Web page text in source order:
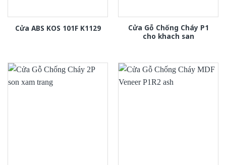
Cửa ABS KOS 101F K1129
Cửa Gỗ Chống Cháy P1
cho khach san